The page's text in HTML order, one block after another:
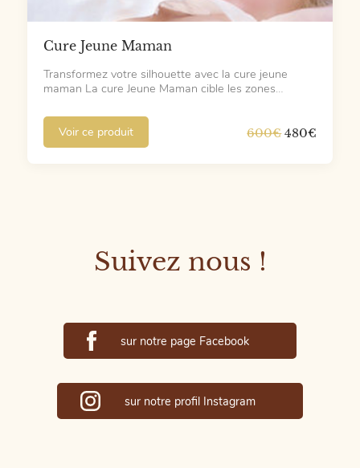
Cure Jeune Maman
Transformez votre silhouette avec la cure jeune
maman La cure Jeune Maman cible les zones…
Voir ce produit 600€Le
480€
Suivez nous !
sur notre page Facebook
sur notre profil Instagram